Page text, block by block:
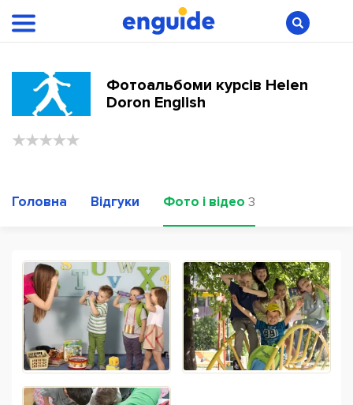
Фотоальбоми курсів Helen
Doron English
Головна Відгуки Фото і відео 3